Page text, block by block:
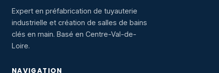
Expert en préfabrication de tuyauterie
industrielle et création de salles de bains
clés en main. Basé en Centre-Val-de-
Loire.
NAVIGATION